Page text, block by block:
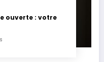
ouverte : votre